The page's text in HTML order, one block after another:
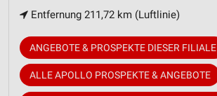
Entfernung 211,72 km (Luftlinie)
ANGEBOTE & PROSPEKTE DIESER FILIALE
ALLE APOLLO PROSPEKTE & ANGEBOTE